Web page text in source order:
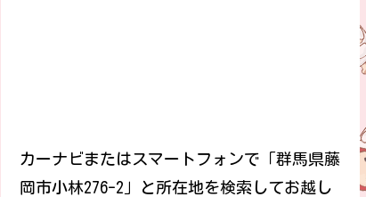
カーナビまたはスマートフォンで「群馬県藤
岡市小林276-2」と所在地を検索してお越し